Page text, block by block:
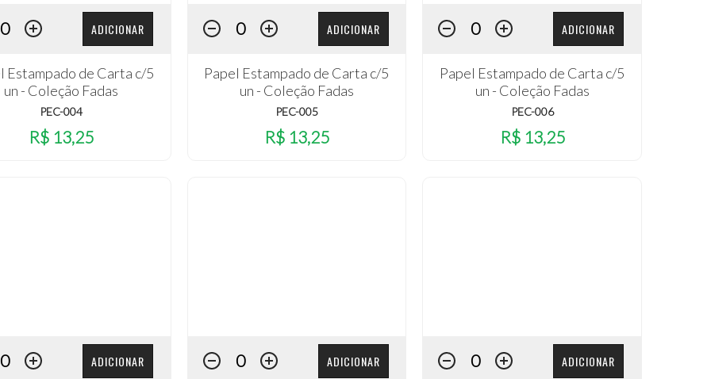
ADICIONAR
Estampado de Carta c/5
un - Coleção Fadas
PEC-004
R$ 13,25
ADICIONAR
Papel Estampado de Carta c/5
un - Coleção Fadas
PEC-005
R$ 13,25
ADICIONAR
Papel Estampado de Carta c/5
un - Coleção Fadas
PEC-006
R$ 13,25
ADICIONAR ADICIONAR ADICIONAR